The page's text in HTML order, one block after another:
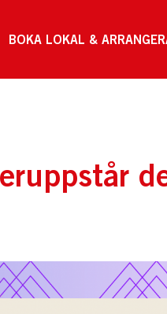
BOKA LOKAL &